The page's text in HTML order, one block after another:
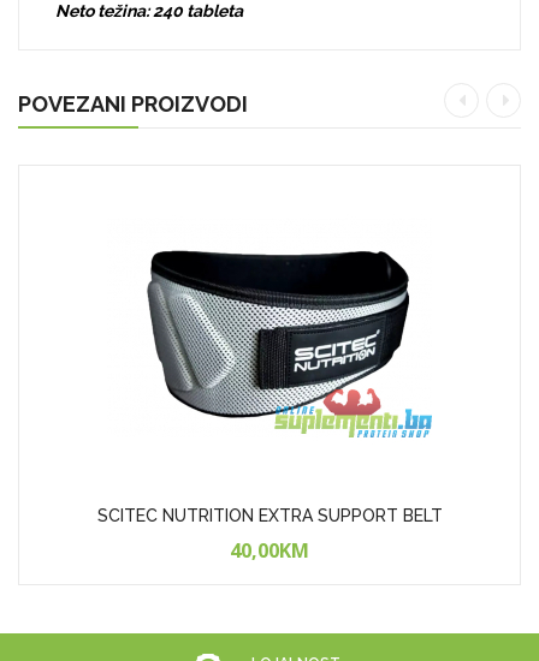
Neto težina: 240 tableta
POVEZANI PROIZVODI
SCITEC NUTRITION EXTRA SUPPORT BELT
40,00KM